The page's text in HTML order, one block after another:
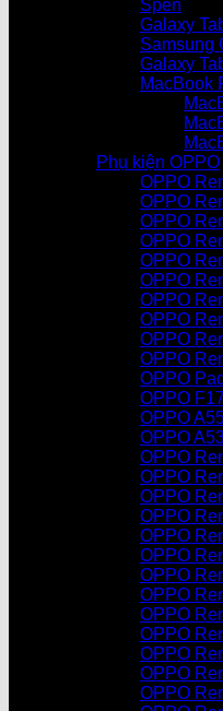
Spen
Galaxy
Samsung
Galaxy
MacBook
Phụ kiện OPPO
OPPO
OPPO
OPPO
OPPO
OPPO
OPPO
OPPO
OPPO
OPPO
OPPO
OPPO
OPPO
OPPO
OPPO
OPPO
OPPO
OPPO
OPPO
OPPO
OPPO
OPPO
OPPO
OPPO
OPPO
OPPO
OPPO
OPPO